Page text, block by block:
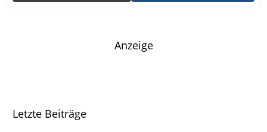
Anzeige
Letzte Beiträge